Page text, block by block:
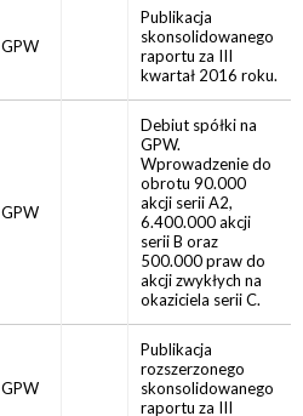
GPW
Publikacja
skonsolidowanego
raportu za III
kwartał 2016 roku.
GPW
Debiut spółki na
GPW.
Wprowadzenie do
obrotu 90.000
akcji serii A2,
6.400.000 akcji
serii B oraz
500.000 praw do
akcji zwykłych na
okaziciela serii C.
GPW
Publikacja
rozszerzonego
skonsolidowanego
raportu za III